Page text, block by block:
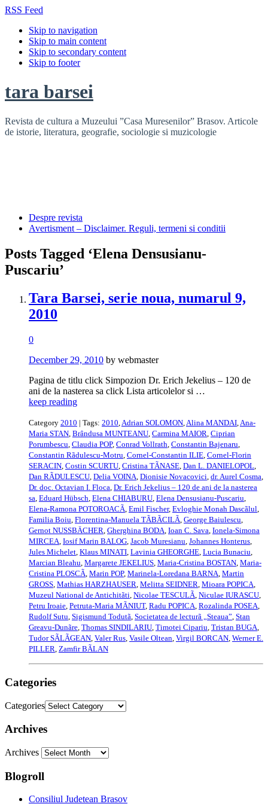
RSS Feed
Skip to navigation
Skip to main content
Skip to secondary content
Skip to footer
tara barsei
Revista de cultura a Muzeului ”Casa Muresenilor” Brasov. Articole
de istorie, literatura, geografie, sociologie si muzicologie
Despre revista
Avertisment – Disclaimer. Reguli, termeni si conditii
Posts Tagged ‘Elena Densusianu-
Puscariu’
Tara Barsei, serie noua, numarul 9,
2010
0
December 29, 2010 by webmaster
Pagina de titlu click Simpozion Dr. Erich Jekelius – 120 de
ani de la nasterea sa click Lista articolelor si …
keep reading
Category 2010 | Tags: 2010,Adrian SOLOMON,Alina MANDAI,Ana-
Maria STAN, Brândusa MUNTEANU, Carmina MAIOR, Ciprian
Porumbescu, Claudia POP, Conrad Vollrath, Constantin Bajenaru,
Constantin Rãdulescu-Motru, Cornel-Constantin ILIE, Cornel-Florin
SERACIN, Costin SCURTU, Cristina TÃNASE, Dan L. DANIELOPOL,
Dan RÃDULESCU, Delia VOINA, Dionisie Novacovici, dr. Aurel Cosma,
Dr. doc. Octavian I. Floca, Dr. Erich Jekelius – 120 de ani de la nasterea
sa, Eduard Hübsch, Elena CHIABURU, Elena Densusianu-Puscariu,
Elena-Ramona POTOROACÃ, Emil Fischer, Evloghie Monah Dascãlul,
Familia Boiu, Florentina-Manuela TÃBÃCILÃ, George Baiulescu,
Gernot NUSSBÄCHER, Gherghina BODA, Ioan C. Sava, Ionela-Simona
MIRCEA, Iosif Marin BALOG, Jacob Muresianu, Johannes Honterus,
Jules Michelet, Klaus MINATI, Lavinia GHEORGHE, Lucia Bunaciu,
Marcian Bleahu, Margarete JEKELIUS, Maria-Cristina BOSTAN, Maria-
Cristina PLOSCÃ, Marin POP, Marinela-Loredana BARNA, Martin
GROSS, Mathias HARZHAUSER, Melitta SEIDNER, Mioara POPICA,
Muzeul National de Antichitãti, Nicolae TESCULÃ, Niculae IURASCU,
Petru Iroaie, Petruta-Maria MÃNIUT, Radu POPICA, Rozalinda POSEA,
Rudolf Sutu, Sigismund Todutã, Societatea de lecturã „Steaua”, Stan
Greavu-Dunãre, Thomas SINDILARIU, Timotei Cipariu, Tristan BUGA,
Tudor SÃLÃGEAN, Valer Rus, Vasile Oltean, Virgil BORCAN, Werner E.
PILLER, Zamfir BÃLAN
Categories
Categories
Archives
Archives
Blogroll
Consiliul Judetean Brasov